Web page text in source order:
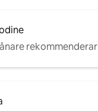
rekommenderar